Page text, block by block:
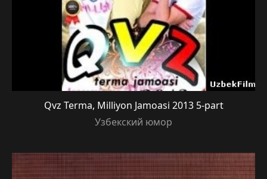
Qvz Terma, Milliyon Jamoasi 2013 5-part
Узбекский юмор